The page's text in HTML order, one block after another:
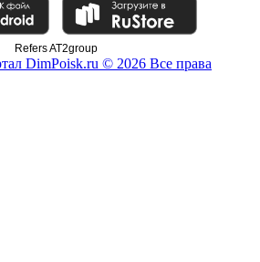
Refers AT2group
DimPoisk.ru © 2026 Все права